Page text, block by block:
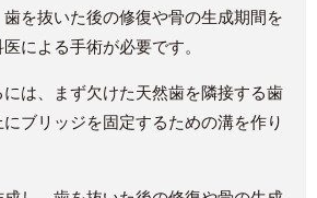
を抜いた後の修復や骨の生成期間を
による手術が必要です。
は、まず欠けた天然歯を隣接する歯
ブリッジを固定するための溝を作り